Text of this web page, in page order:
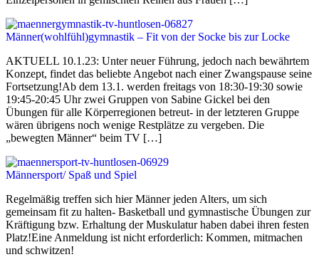
Männer(wohlfühl)gymnastik – Fit von der Socke bis zur Locke
AKTUELL 10.1.23: Unter neuer Führung, jedoch nach bewährtem
Konzept, findet das beliebte Angebot nach einer Zwangspause seine
Fortsetzung!Ab dem 13.1. werden freitags von 18:30-19:30 sowie
19:45-20:45 Uhr zwei Gruppen von Sabine Gickel bei den
Übungen für alle Körperregionen betreut- in der letzteren Gruppe
wären übrigens noch wenige Restplätze zu vergeben. Die
„bewegten Männer“ beim TV […]
Männersport/ Spaß und Spiel
Regelmäßig treffen sich hier Männer jeden Alters, um sich
gemeinsam fit zu halten- Basketball und gymnastische Übungen zur
Kräftigung bzw. Erhaltung der Muskulatur haben dabei ihren festen
Platz!Eine Anmeldung ist nicht erforderlich: Kommen, mitmachen
und schwitzen!